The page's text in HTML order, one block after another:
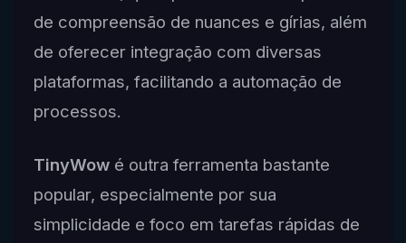
de compreensão de nuances e gírias, além
de oferecer integração com diversas
plataformas, facilitando a automação de
processos.
TinyWowé outra ferramenta bastante
popular, especialmente por sua
simplicidade e foco em tarefas rápidas de